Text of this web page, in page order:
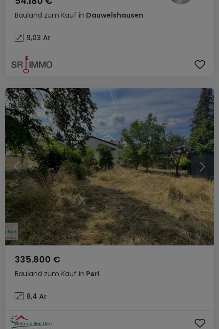
Bauland zum Kauf in Dauwelshausen
9,03 Ar
Bauland zum Kauf in Perl
335.800 €
8,4 Ar